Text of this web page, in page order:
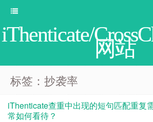
iThenticate/
网站
标签：抄袭率
iThenticate查重中出现的短句匹配重复
常如何看待？